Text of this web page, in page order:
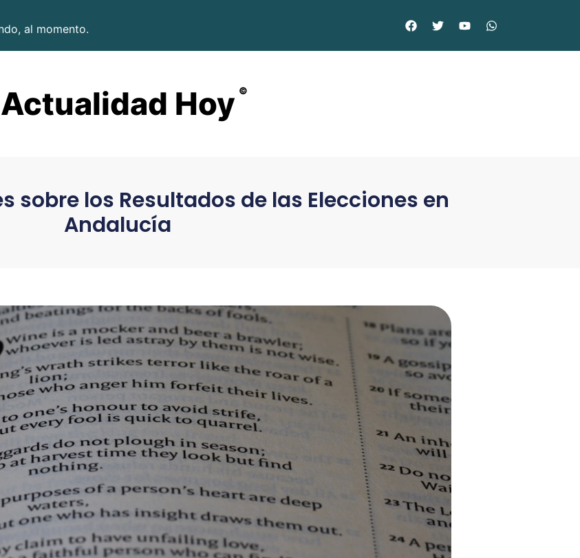
al momento.
Actualidad Hoy ©
sobre los Resultados de las Elecciones en
Andalucía